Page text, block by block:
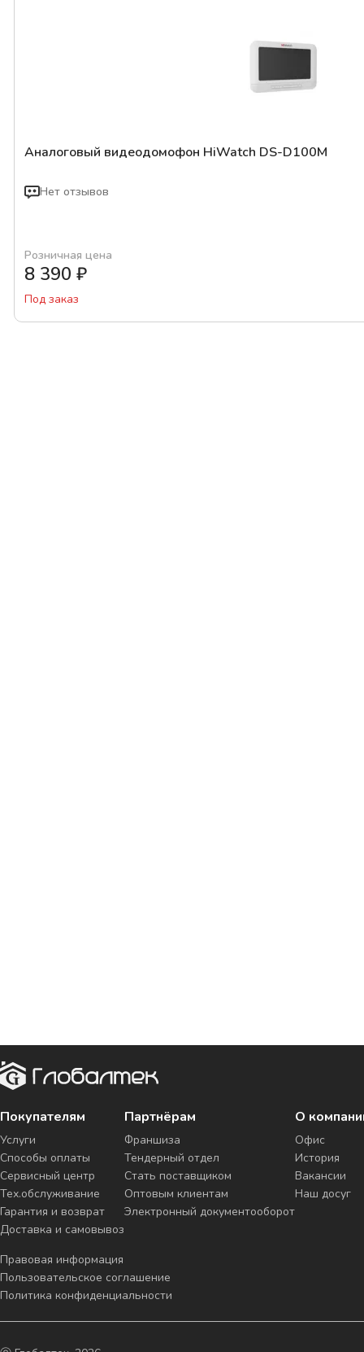
Аналоговый видеодомофон HiWatch DS-D100M
Нет отзывов
Розничная цена
8 390 ₽
Под заказ
Покупателям
Услуги
Способы оплаты
Сервисный центр
Тех.обслуживание
Гарантия и возврат
Доставка и самовывоз
Партнёрам
Франшиза
Тендерный отдел
Стать поставщиком
Оптовым клиентам
Электронный документооборот
О
Офис
История
Вакансии
Наш досуг
Правовая информация
Пользовательское соглашение
Политика конфиденциальности